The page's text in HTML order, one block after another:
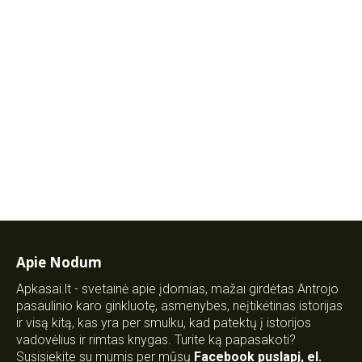
Apie Nodum
Apkasai.lt - svetainė apie įdomias, mažai girdėtas Antrojo
pasaulinio karo ginkluotę, asmenybes, neįtikėtinas istorijas
ir visą kitą, kas yra per smulku, kad patektų į istorijos
vadovėlius ir rimtas knygas. Turite ką papasakoti?
Susisiekite su mumis per mūsų Facebook puslapį, el.